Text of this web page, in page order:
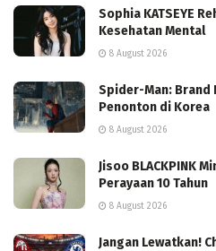
Sophia KATSEYE
Kesehatan Mental
8 August 2026
Spider-Man: Brand
Penonton di Korea
8 August 2026
Jisoo BLACKPINK
Perayaan 10 Tahun
8 August 2026
Jangan Lewatkan!